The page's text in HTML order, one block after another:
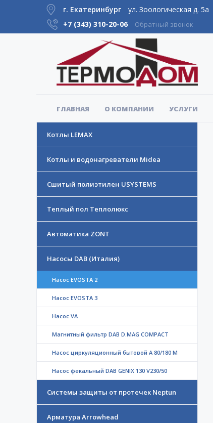
г. Екатеринбург
ул. Зоологическая д. 5а
+7 (343) 310-20-06 Обратный звонок
ГЛАВНАЯ О КОМПАНИИ УСЛУГИ
Котлы LEMAX
Котлы и водонагреватели Midea
Сшитый полиэтилен USYSTEMS
Теплый пол Теплолюкс
Автоматика ZONT
Насосы DAB (Италия)
Насос EVOSTA 2
Насос EVOSTA 3
Насос VA
Магнитный фильтр DAB D.MAG COMPACT
Насос циркуляционный бытовой A 80/180 M
Насос фекальный DAB GENIX 130 V230/50
Системы защиты от протечек Neptun
Арматура Arrowhead